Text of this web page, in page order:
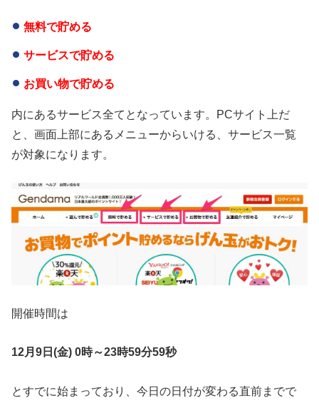
無料で貯める
サービスで貯める
お買い物で貯める
内にあるサービス全てとなっています。PCサイト上だ
と、画面上部にあるメニューからいける、サービス一覧
が対象になります。
開催時間は
12月9日(金) 0時～23時59分59秒
とすでに始まっており、今日の日付が変わる直前までで